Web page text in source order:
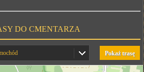
DO CMENTARZA
Pokaż trasę